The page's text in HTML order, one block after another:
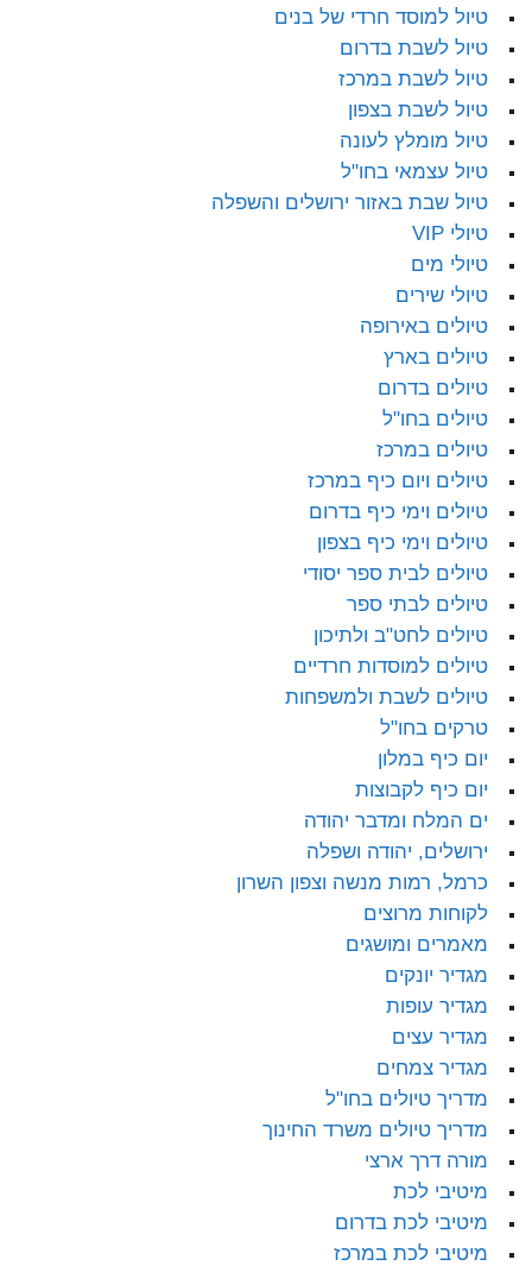
טיול למוסד חרדי של בנים
טיול לשבת בדרום
טיול לשבת במרכז
טיול לשבת בצפון
טיול מומלץ לעונה
טיול עצמאי בחו"ל
טיול שבת באזור ירושלים והשפלה
טיולי VIP
טיולי מים
טיולי שירים
טיולים באירופה
טיולים בארץ
טיולים בדרום
טיולים בחו"ל
טיולים במרכז
טיולים ויום כיף במרכז
טיולים וימי כיף בדרום
טיולים וימי כיף בצפון
טיולים לבית ספר יסודי
טיולים לבתי ספר
טיולים לחט"ב ולתיכון
טיולים למוסדות חרדיים
טיולים לשבת ולמשפחות
טרקים בחו"ל
יום כיף במלון
יום כיף לקבוצות
ים המלח ומדבר יהודה
ירושלים, יהודה ושפלה
כרמל, רמות מנשה וצפון השרון
לקוחות מרוצים
מאמרים ומושגים
מגדיר יונקים
מגדיר עופות
מגדיר עצים
מגדיר צמחים
מדריך טיולים בחו"ל
מדריך טיולים משרד החינוך
מורה דרך ארצי
מיטיבי לכת
מיטיבי לכת בדרום
מיטיבי לכת במרכז